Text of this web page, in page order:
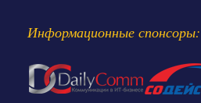
Информационные спонсоры: